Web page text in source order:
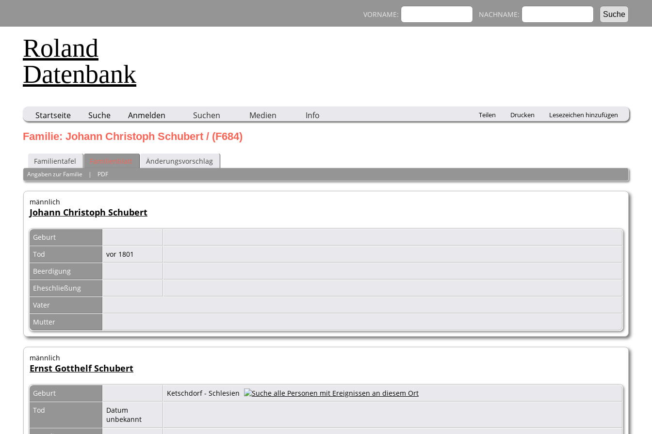
Roland
Datenbank
VORNAME: NACHNAME:
Startseite Suche Anmelden Suchen Medien Info Teilen Drucken Lesezeichen hinzufügen
Familie: Johann Christoph Schubert / (F684)
Familientafel Familienblatt Änderungsvorschlag
Angaben zur Familie | PDF
männlich
Johann Christoph Schubert
Geburt
Tod
vor 1801
Beerdigung
Eheschließung
Vater
Mutter
männlich
Ernst Gotthelf Schubert
Geburt
Ketschdorf - Schlesien
Tod
Datum
unbekannt